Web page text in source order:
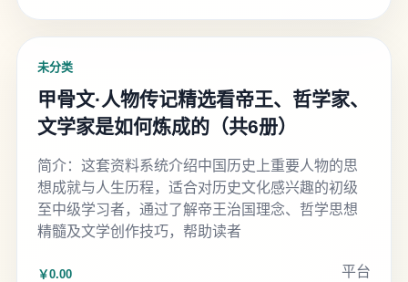
未分类
甲骨文·人物传记精选看帝王、哲学家、
文学家是如何炼成的（共6册）
简介：这套资料系统介绍中国历史上重要人物的思
想成就与人生历程，适合对历史文化感兴趣的初级
至中级学习者，通过了解帝王治国理念、哲学思想
精髓及文学创作技巧，帮助读者
￥0.00 平台